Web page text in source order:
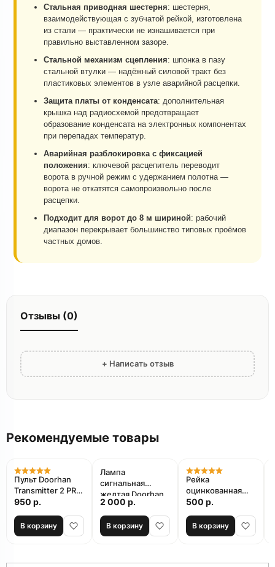
Стальная приводная шестерня: шестерня,
взаимодействующая с зубчатой рейкой, изготовлена
из стали — практически не изнашивается при
правильно выставленном зазоре.
Стальной механизм сцепления: шпонка в пазу
стальной втулки — надёжный силовой тракт без
пластиковых элементов в узле аварийной расцепки.
Защита платы от конденсата: дополнительная
крышка над радиосхемой предотвращает
образование конденсата на электронных компонентах
при перепадах температур.
Аварийная разблокировка с фиксацией
положения: ключевой расцепитель переводит
ворота в ручной режим с удержанием полотна —
ворота не откатятся самопроизвольно после
расцепки.
Подходит для ворот до 8 м шириной: рабочий
диапазон перекрывает большинство типовых проёмов
частных домов.
Отзывы (0)
+ Написать отзыв
Рекомендуемые товары
Пульт Doorhan
Transmitter 2 PRO
для ворот и
950 р.
В корзину
Лампа
сигнальная
желтая Doorhan
LAMP для ворот и
шлагбаумов
2 000 р.
В корзину
Рейка
оцинкованная
стальная
ФУРНИТЕХ 8 мм
500 р.
В корзину